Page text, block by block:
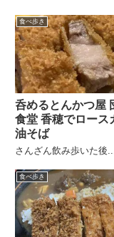
食べ歩き
呑めるとんかつ屋
食堂 香穂でロース
油そば
さんざん飲み歩いた後
食べ歩き